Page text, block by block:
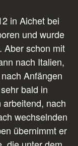
in Aichet bei
und wurde
Aber schon mit
nach Italien,
Anfängen
bald in
nach
wechselnden
übernimmt er